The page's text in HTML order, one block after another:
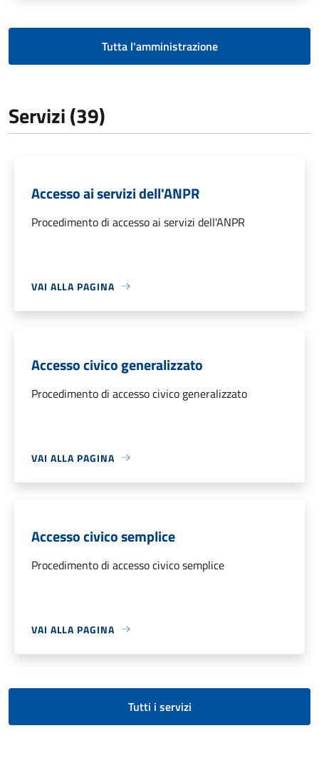
Tutta l'amministrazione
Servizi (39)
Accesso ai servizi dell'ANPR
Procedimento di accesso ai servizi dell'ANPR
VAI ALLA PAGINA
Accesso civico generalizzato
Procedimento di accesso civico generalizzato
VAI ALLA PAGINA
Accesso civico semplice
Procedimento di accesso civico semplice
VAI ALLA PAGINA
Tutti i servizi